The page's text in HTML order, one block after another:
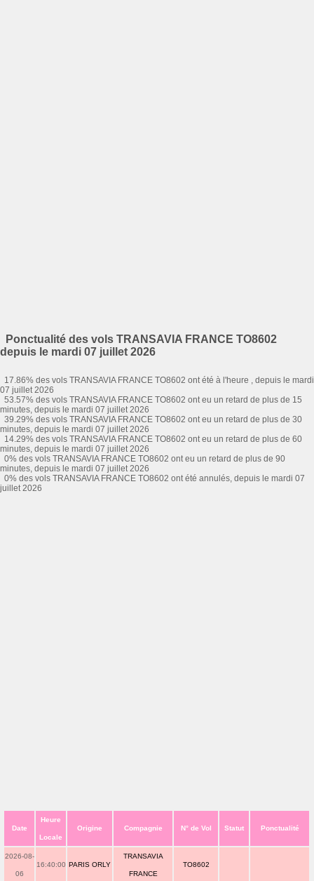
Ponctualité des vols TRANSAVIA FRANCE TO8602
depuis le mardi 07 juillet 2026
17.86% des vols TRANSAVIA FRANCE TO8602 ont été à l'heure , depuis le mardi
07 juillet 2026
53.57% des vols TRANSAVIA FRANCE TO8602 ont eu un retard de plus de 15
minutes, depuis le mardi 07 juillet 2026
39.29% des vols TRANSAVIA FRANCE TO8602 ont eu un retard de plus de 30
minutes, depuis le mardi 07 juillet 2026
14.29% des vols TRANSAVIA FRANCE TO8602 ont eu un retard de plus de 60
minutes, depuis le mardi 07 juillet 2026
0% des vols TRANSAVIA FRANCE TO8602 ont eu un retard de plus de 90
minutes, depuis le mardi 07 juillet 2026
0% des vols TRANSAVIA FRANCE TO8602 ont été annulés, depuis le mardi 07
juillet 2026
Date
Heure
Locale
Origine Compagnie N° de Vol Statut Ponctualité
2026-08-
06
16:40:00 PARIS ORLY
TRANSAVIA
FRANCE
TO8602